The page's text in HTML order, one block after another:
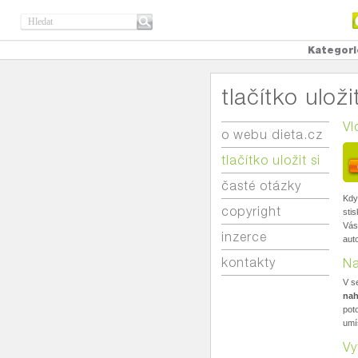
tlačítko
o webu dieta.cz
tlačítko uložit si
časté otázky
copyright
inzerce
kontakty
V